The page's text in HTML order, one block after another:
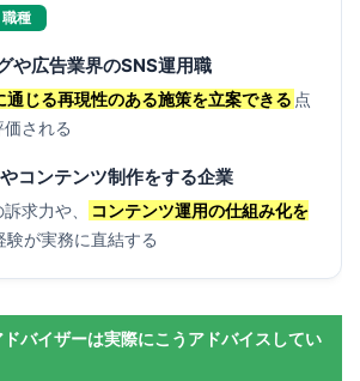
種
や広告業界のSNS運用職
通じる再現性のある施策を立案できる 点
される
コンテンツ制作をする企業
求力や、
コンテンツ運用の仕組み化を
験が実務に直結する
バイザーは実際にこうアドバイスしてい